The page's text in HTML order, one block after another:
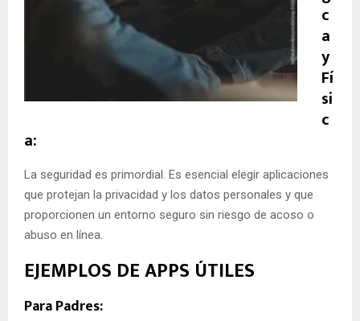
c
a
y
Fí
si
c
a:
La seguridad es primordial. Es esencial elegir aplicaciones
que protejan la privacidad y los datos personales y que
proporcionen un entorno seguro sin riesgo de acoso o
abuso en línea.
EJEMPLOS DE APPS ÚTILES
Para Padres: